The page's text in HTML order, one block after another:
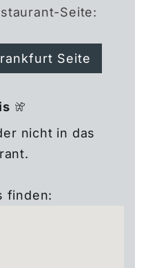
Seite:
Seite
nicht in das
finden: